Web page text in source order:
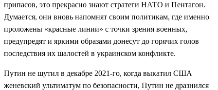
припасов, это прекрасно знают стратеги НАТО и Пентагон.
Думается, они вновь напомнят своим политикам, где именно
проложены «красные линии» с точки зрения военных,
предупредят и яркими образами донесут до горячих голов
последствия их шалостей в украинском конфликте.
Путин не шутил в декабре 2021-го, когда выкатил США
женевский ультиматум по безопасности, Путин не дразнился